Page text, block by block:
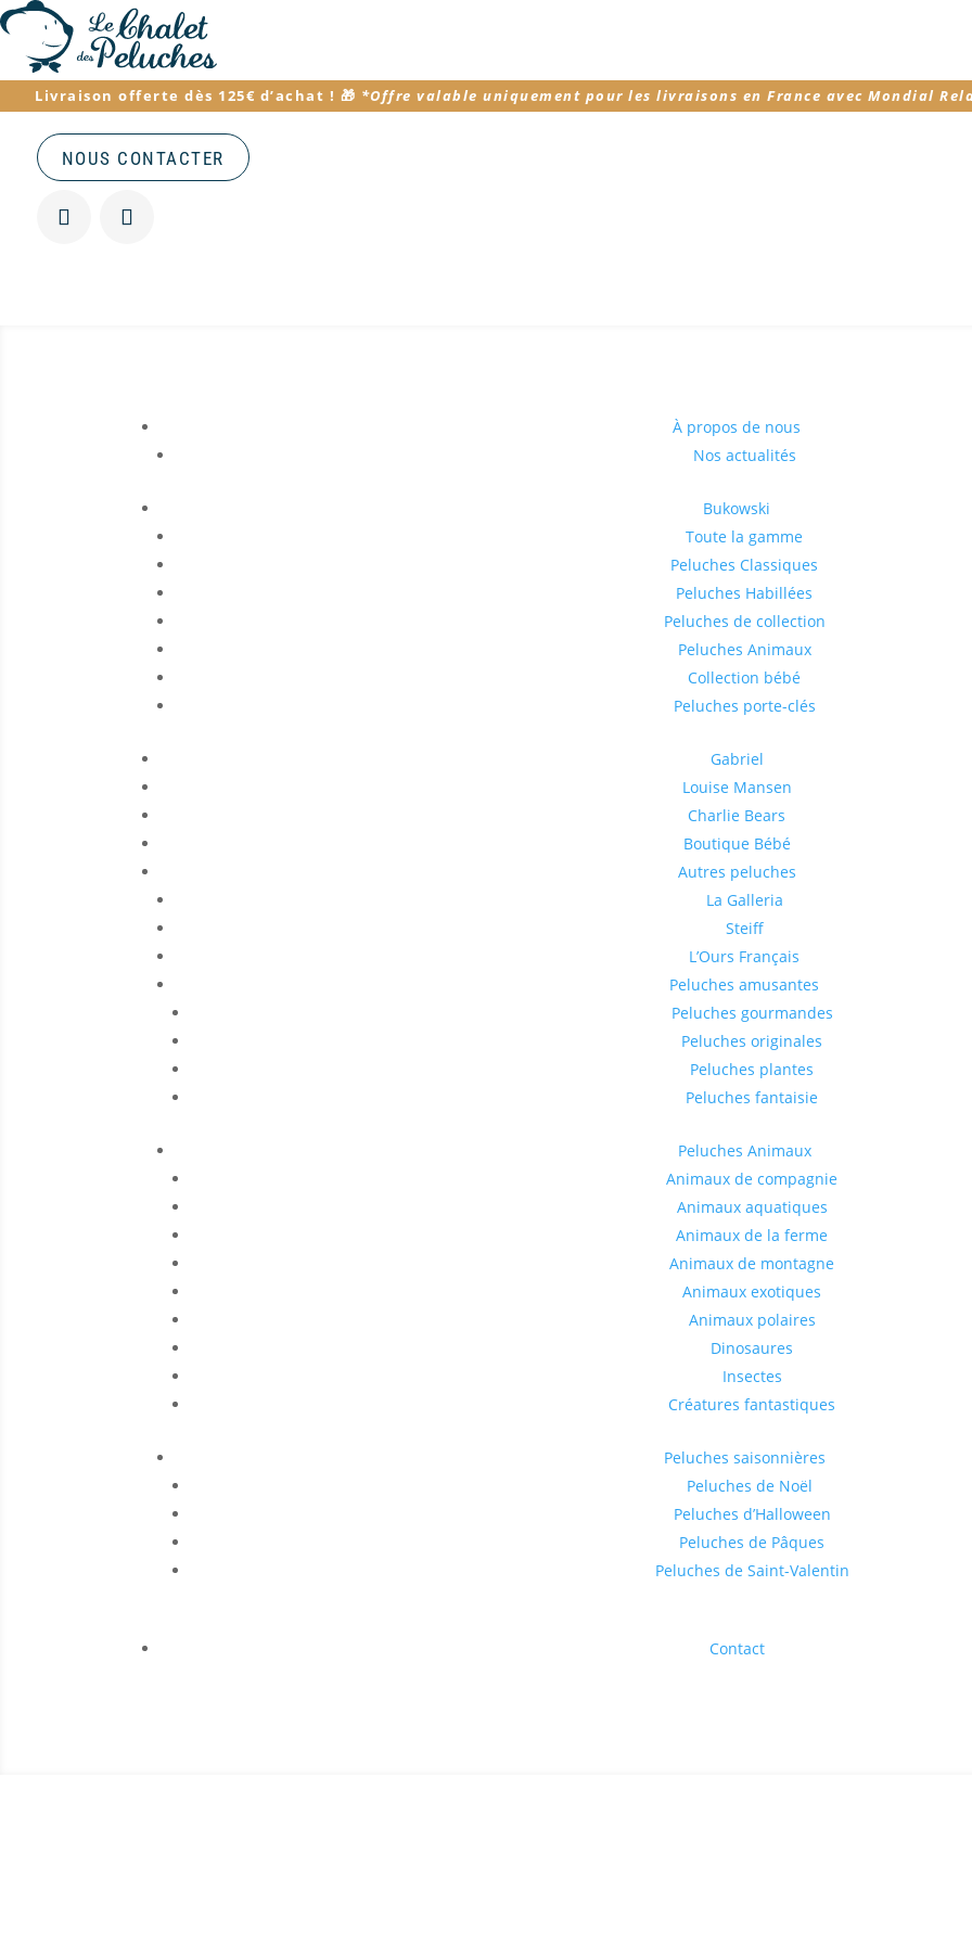
Livraison offerte dès 125€ d’achat ! 🎁 *Offre valable uniquement pour les livraisons en France avec Mondial
NOUS CONTACTER
À propos de nous
Nos actualités
Bukowski
Toute la gamme
Peluches Classiques
Peluches Habillées
Peluches de collection
Peluches Animaux
Collection bébé
Peluches porte-clés
Gabriel
Louise Mansen
Charlie Bears
Boutique Bébé
Autres peluches
La Galleria
Steiff
L’Ours Français
Peluches amusantes
Peluches gourmandes
Peluches originales
Peluches plantes
Peluches fantaisie
Peluches Animaux
Animaux de compagnie
Animaux aquatiques
Animaux de la ferme
Animaux de montagne
Animaux exotiques
Animaux polaires
Dinosaures
Insectes
Créatures fantastiques
Peluches saisonnières
Peluches de Noël
Peluches d’Halloween
Peluches de Pâques
Peluches de Saint-Valentin
Contact